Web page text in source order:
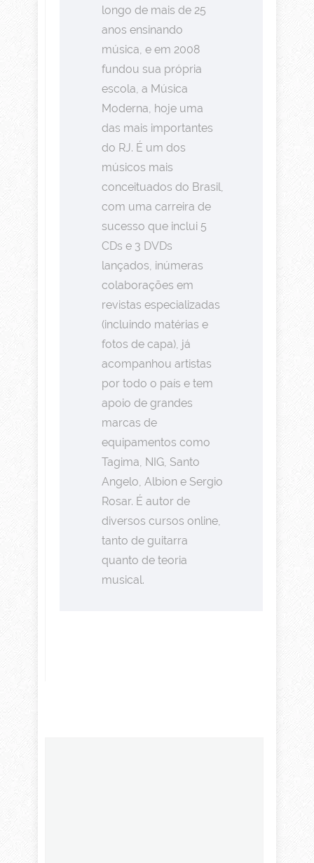
longo de mais de 25
anos ensinando
música, e em 2008
fundou sua própria
escola, a Música
Moderna, hoje uma
das mais importantes
do RJ. É um dos
músicos mais
conceituados do Brasil,
com uma carreira de
sucesso que inclui 5
CDs e 3 DVDs
lançados, inúmeras
colaborações em
revistas especializadas
(incluindo matérias e
fotos de capa), já
acompanhou artistas
por todo o país e tem
apoio de grandes
marcas de
equipamentos como
Tagima, NIG, Santo
Angelo, Albion e Sergio
Rosar. É autor de
diversos cursos online,
tanto de guitarra
quanto de teoria
musical.